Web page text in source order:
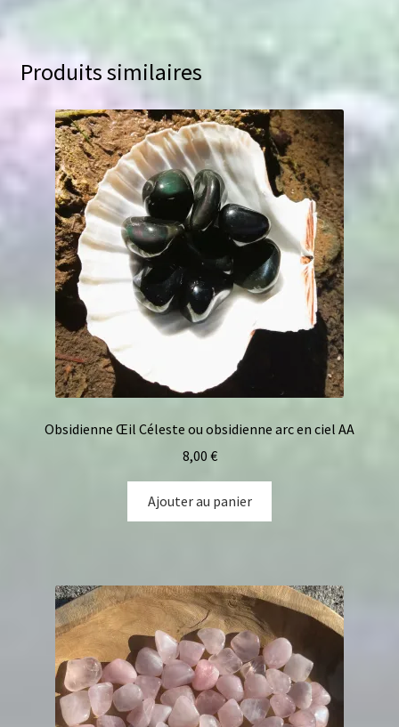
Produits similaires
Obsidienne Œil Céleste ou obsidienne arc en ciel AA
8,00 €
Ajouter au panier